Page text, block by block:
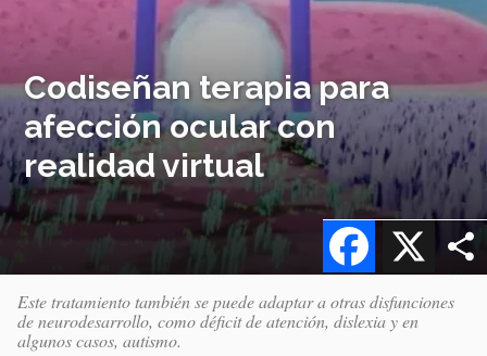
Codiseñan terapia para
afección ocular con
realidad virtual
X
Facebook
Este tratamiento también se puede adaptar a otras disfunciones
de neurodesarrollo, como déficit de atención, dislexia y en
algunos casos, autismo.